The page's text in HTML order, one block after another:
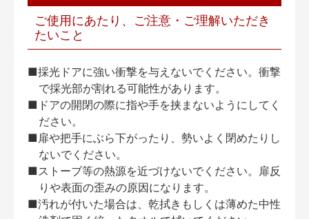
ご使用にあたり、ご注意・ご理解いただき
たいこと
■採光ドアに強い衝撃を与えないでください。衝撃
で採光部が割れる可能性があります。
■ドアの開閉の際に指や手を挟まないようにしてく
ださい。
■扉や把手にぶら下がったり、勢いよく閉めたりし
ないでください。
■ストーブ等の熱源を近づけないでください。扉反
りや表面の歪みの原因になります。
■汚れが付いた場合は、乾拭きもしくは薄めた中性